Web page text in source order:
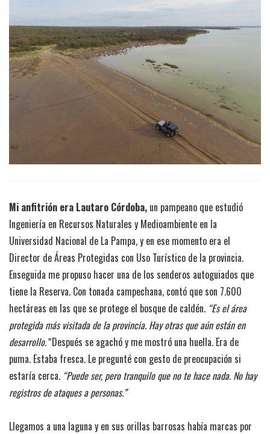
Mi anfitrión era Lautaro Córdoba, un pampeano que estudió
Ingeniería en Recursos Naturales y Medioambiente en la
Universidad Nacional de La Pampa, y en ese momento era el
Director de Áreas Protegidas con Uso Turístico de la provincia.
Enseguida me propuso hacer una de los senderos autoguiados que
tiene la Reserva. Con tonada campechana, contó que son 7.600
hectáreas en las que se protege el bosque de caldén. “Es el área
protegida más visitada de la provincia. Hay otras que aún están en
desarrollo.”Después se agachó y me mostró una huella. Era de
puma. Estaba fresca. Le pregunté con gesto de preocupación si
estaría cerca. “Puede ser, pero tranquilo que no te hace nada. No hay
registros de ataques a personas.”
Llegamos a una laguna y en sus orillas barrosas había marcas por